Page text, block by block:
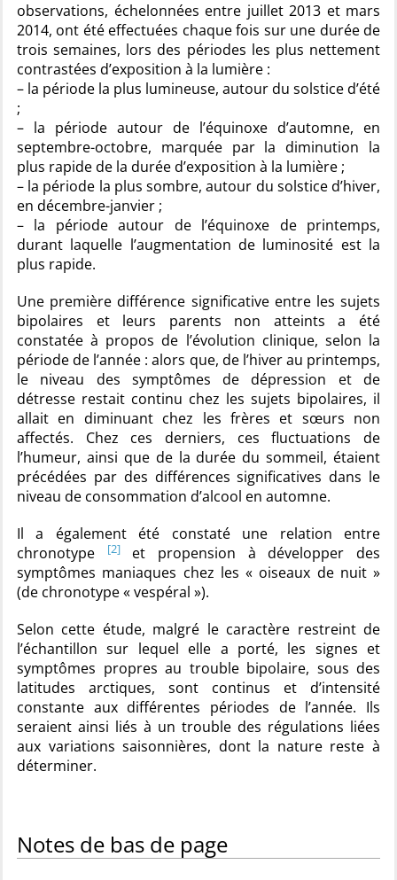
observations, échelonnées entre juillet 2013 et mars
2014, ont été effectuées chaque fois sur une durée de
trois semaines, lors des périodes les plus nettement
contrastées d’exposition à la lumière :
– la période la plus lumineuse, autour du solstice d’été
;
– la période autour de l’équinoxe d’automne, en
septembre-octobre, marquée par la diminution la
plus rapide de la durée d’exposition à la lumière ;
– la période la plus sombre, autour du solstice d’hiver,
en décembre-janvier ;
– la période autour de l’équinoxe de printemps,
durant laquelle l’augmentation de luminosité est la
plus rapide.
Une première différence significative entre les sujets
bipolaires et leurs parents non atteints a été
constatée à propos de l’évolution clinique, selon la
période de l’année : alors que, de l’hiver au printemps,
le niveau des symptômes de dépression et de
détresse restait continu chez les sujets bipolaires, il
allait en diminuant chez les frères et sœurs non
affectés. Chez ces derniers, ces fluctuations de
l’humeur, ainsi que de la durée du sommeil, étaient
précédées par des différences significatives dans le
niveau de consommation d’alcool en automne.
Il a également été constaté une relation entre
chronotype
[2]et propension à développer des
symptômes maniaques chez les « oiseaux de nuit »
(de chronotype « vespéral »).
Selon cette étude, malgré le caractère restreint de
l’échantillon sur lequel elle a porté, les signes et
symptômes propres au trouble bipolaire, sous des
latitudes arctiques, sont continus et d’intensité
constante aux différentes périodes de l’année. Ils
seraient ainsi liés à un trouble des régulations liées
aux variations saisonnières, dont la nature reste à
déterminer.
Notes de bas de page